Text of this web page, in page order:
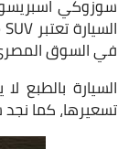
سوزوكي
في السوق
السيارة بالطبع
تسعيرها، كما